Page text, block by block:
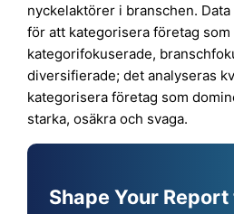
nyckelaktörer i branschen.
för att kategorisera företag som
kategorifokuserade,
diversifierade; det analyseras
kategorisera företag som
starka, osäkra och svaga.
Shape Your